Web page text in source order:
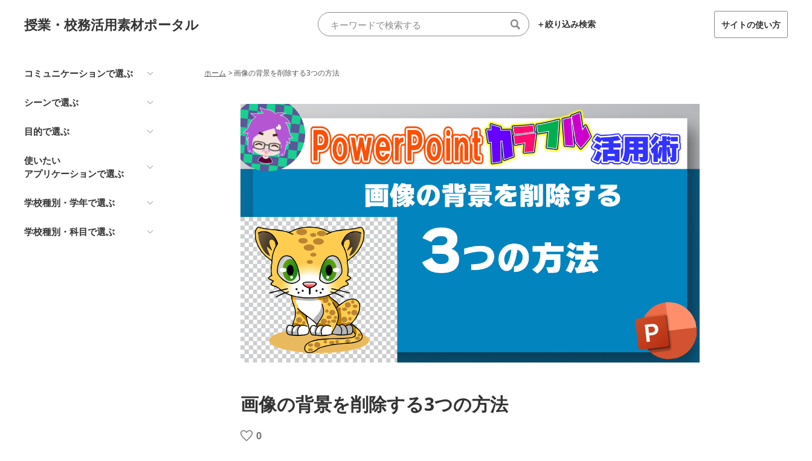
授業・校務活用素材ポータル ＋絞り込み検索 サイトの使い方
コミュニケーションで選ぶ
シーンで選ぶ
目的で選ぶ
使いたい
アプリケーションで選ぶ
学校種別・学年で選ぶ
学校種別・科目で選ぶ
ホーム >画像の背景を削除する3つの方法
画像の背景を削除する3つの方法
0